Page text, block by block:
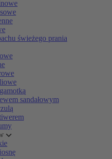
świeżego prania
sandałowym